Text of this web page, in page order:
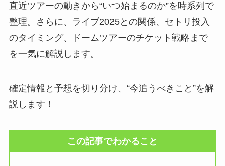
直近ツアーの動きから“いつ始まるのか”を時系列で
整理。さらに、ライブ2025との関係、セトリ投入
のタイミング、ドームツアーのチケット戦略まで
を一気に解説します。
確定情報と予想を切り分け、“今追うべきこと”を解
説します！
この記事でわかること